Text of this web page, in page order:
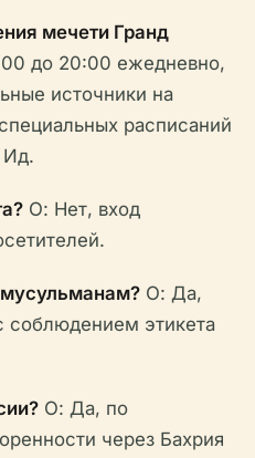
мечети Гранд
до 20:00 ежедневно,
источники на
расписаний
Ид.
О: Нет, вход
О: Да,
соблюдением этикета
О: Да, по
через Бахрия